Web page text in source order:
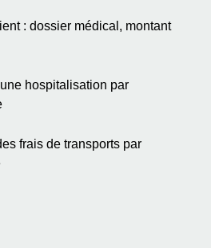
: dossier médical, montant
hospitalisation par
frais de transports par